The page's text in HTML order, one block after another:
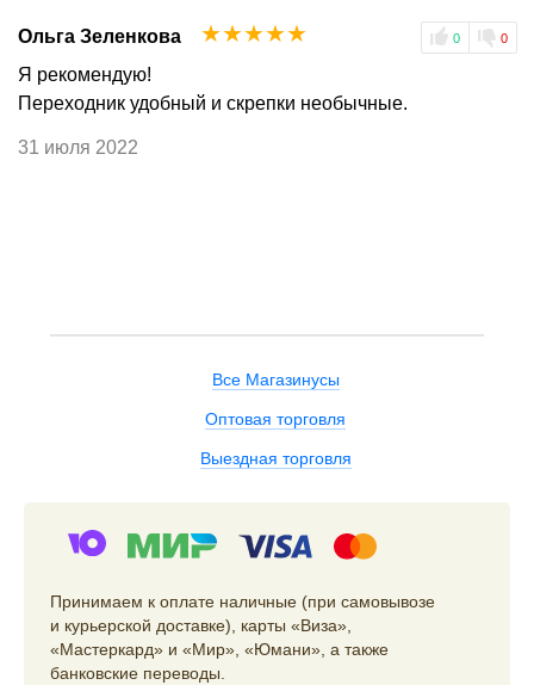
Ольга Зеленкова 0 0
☆
☆
☆
☆
☆
Я рекомендую!
Переходник удобный и скрепки необычные.
31 июля 2022
Все Магазинусы
Оптовая торговля
Выездная торговля
Принимаем к оплате наличные (при самовывозе
и курьерской доставке), карты «Виза»,
«Мастеркард» и «Мир», «Юмани», а также
банковские переводы.